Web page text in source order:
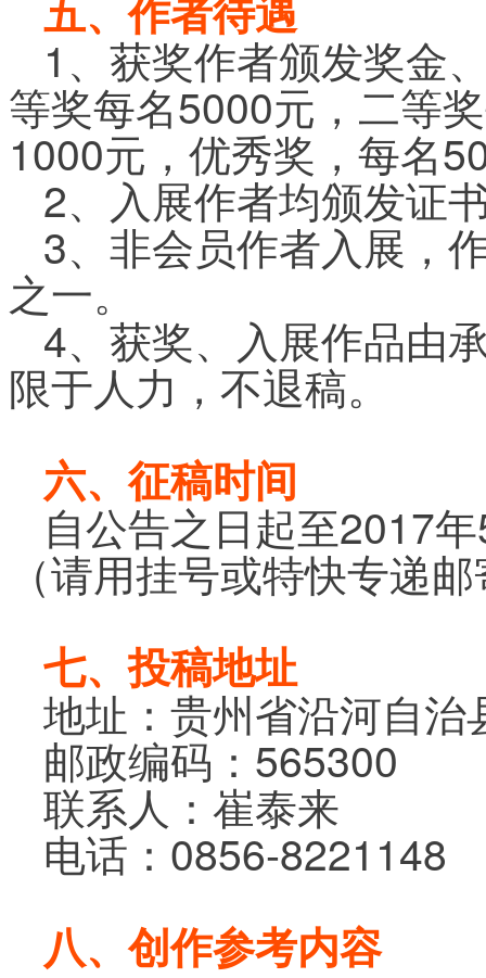
五、作者待遇
1、获奖作者颁发奖金
等奖每名5000元，二等
1000元，优秀奖，每名
2、入展作者均颁发证
3、非会员作者入展，
之一。
4、获奖、入展作品由
限于人力，不退稿。
六、征稿时间
自公告之日起至2017
（请用挂号或特快专递
七、投稿地址
地址：贵州省沿河自治
邮政编码：565300
联系人：崔泰来
电话：0856-8221148
八、创作参考内容